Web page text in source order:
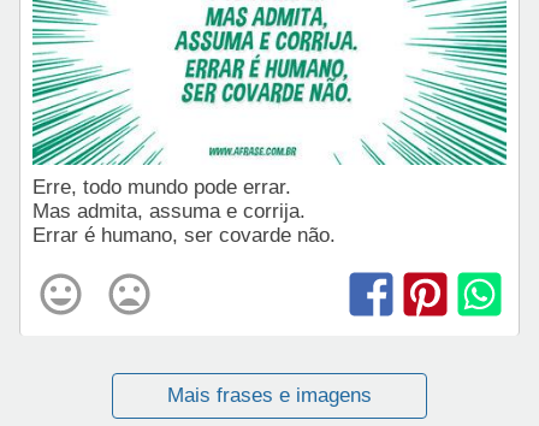
Erre, todo mundo pode errar.
Mas admita, assuma e corrija.
Errar é humano, ser covarde não.
Mais frases e imagens